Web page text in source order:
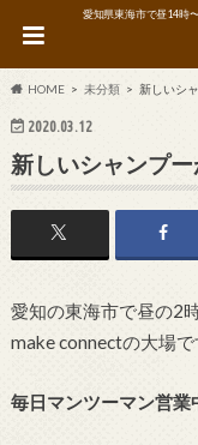
愛知県東海市で昼14時
HOME 未分類 新しいシ
2020.03.12
新しいシャンプ
愛知の東海市で昼の2
make connectの大場で
毎日マンツーマン営業